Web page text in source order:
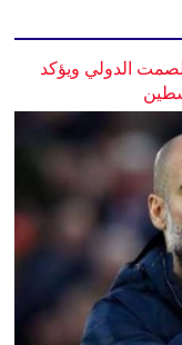
الدولي ويؤكد